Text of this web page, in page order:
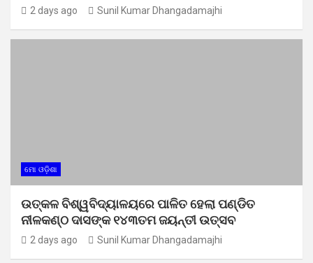
2 days ago Sunil Kumar Dhangadamajhi
ମୋ ଓଡ଼ିଶା
ଉତ୍କଳ ବିଶ୍ୱବିଦ୍ୟାଳୟରେ ପାଳିତ ହେଲା ପଣ୍ଡିତ
ନୀଳକଣ୍ଠ ଦାସଙ୍କ ୧୪୩ତମ ଜୟନ୍ତୀ ଉତ୍ସବ
2 days ago Sunil Kumar Dhangadamajhi